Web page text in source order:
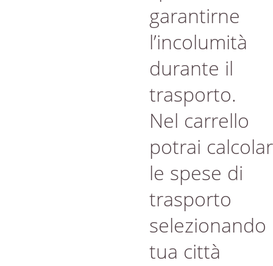
garantirne
l’incolumità
durante il
trasporto.
Nel carrello
potrai
le spese di
trasporto
selezionando
tua città